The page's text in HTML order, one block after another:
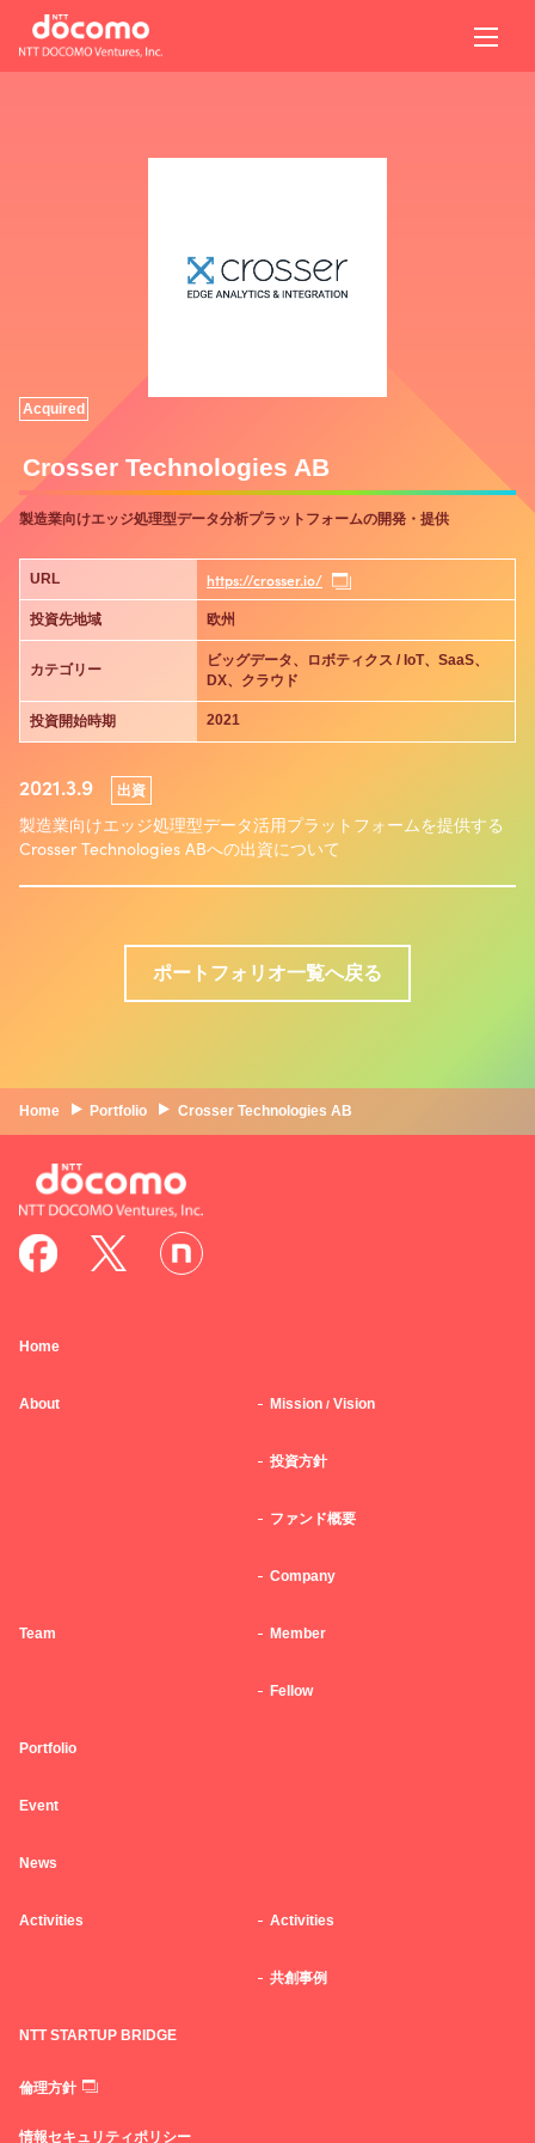
Acquired
Crosser Technologies AB
製造業向けエッジ処理型データ分析プラットフォームの開発・提供
URL https://crosser.io/
投資先地域 欧州
カテゴリー
ビッグデータ、ロボティクス / IoT、SaaS、
DX、クラウド
投資開始時期 2021
2021.3.9 出資
製造業向けエッジ処理型データ活用プラットフォームを提供する
Crosser Technologies ABへの出資について
ポートフォリオ一覧へ戻る
Home Portfolio Crosser Technologies AB
Home
About Mission / Vision
投資方針
ファンド概要
Company
Team Member
Fellow
Portfolio
Event
News
Activities Activities
共創事例
NTT STARTUP BRIDGE
倫理方針
情報セキュリティポリシー